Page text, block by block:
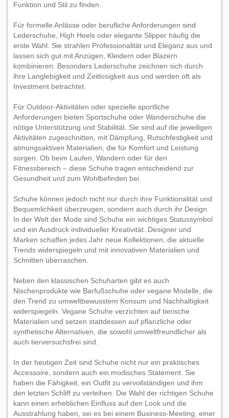
Funktion und Stil zu finden.
Für formelle Anlässe oder berufliche Anforderungen sind
Lederschuhe, High Heels oder elegante Slipper häufig die
erste Wahl. Sie strahlen Professionalität und Eleganz aus und
lassen sich gut mit Anzügen, Kleidern oder Blazern
kombinieren. Besonders Lederschuhe zeichnen sich durch
ihre Langlebigkeit und Zeitlosigkeit aus und werden oft als
Investment betrachtet.
Für Outdoor-Aktivitäten oder spezielle sportliche
Anforderungen bieten Sportschuhe oder Wanderschuhe die
nötige Unterstützung und Stabilität. Sie sind auf die jeweiligen
Aktivitäten zugeschnitten, mit Dämpfung, Rutschfestigkeit und
atmungsaktiven Materialien, die für Komfort und Leistung
sorgen. Ob beim Laufen, Wandern oder für den
Fitnessbereich – diese Schuhe tragen entscheidend zur
Gesundheit und zum Wohlbefinden bei.
Schuhe können jedoch nicht nur durch ihre Funktionalität und
Bequemlichkeit überzeugen, sondern auch durch ihr Design.
In der Welt der Mode sind Schuhe ein wichtiges Statussymbol
und ein Ausdruck individueller Kreativität. Designer und
Marken schaffen jedes Jahr neue Kollektionen, die aktuelle
Trends widerspiegeln und mit innovativen Materialien und
Schnitten überraschen.
Neben den klassischen Schuharten gibt es auch
Nischenprodukte wie Barfußschuhe oder vegane Modelle, die
den Trend zu umweltbewusstem Konsum und Nachhaltigkeit
widerspiegeln. Vegane Schuhe verzichten auf tierische
Materialien und setzen stattdessen auf pflanzliche oder
synthetische Alternativen, die sowohl umweltfreundlicher als
auch tierversuchsfrei sind.
In der heutigen Zeit sind Schuhe nicht nur ein praktisches
Accessoire, sondern auch ein modisches Statement. Sie
haben die Fähigkeit, ein Outfit zu vervollständigen und ihm
den letzten Schliff zu verleihen. Die Wahl der richtigen Schuhe
kann einen erheblichen Einfluss auf den Look und die
Ausstrahlung haben, sei es bei einem Business-Meeting, einer